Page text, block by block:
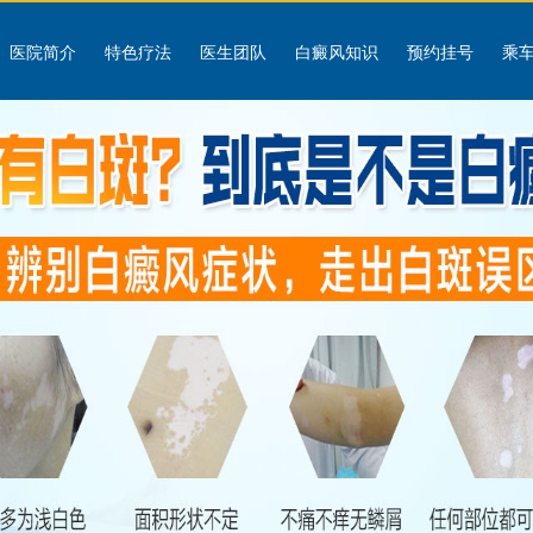
医院简介 特色疗法 医生团队 白癜风知识 预约挂号 乘